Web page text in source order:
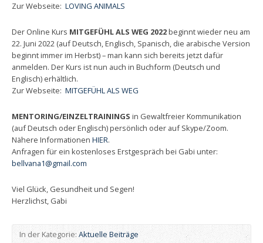
Zur Webseite: LOVING ANIMALS
Der Online Kurs MITGEFÜHL ALS WEG 2022beginnt wieder neu am
22. Juni 2022 (auf Deutsch, Englisch, Spanisch, die arabische Version
beginnt immer im Herbst) – man kann sich bereits jetzt dafür
anmelden. Der Kurs ist nun auch in Buchform (Deutsch und
Englisch) erhältlich.
Zur Webseite: MITGEFÜHL ALS WEG
MENTORING/EINZELTRAININGS in Gewaltfreier Kommunikation
(auf Deutsch oder Englisch) persönlich oder auf Skype/Zoom.
Nähere Informationen HIER.
Anfragen für ein kostenloses Erstgespräch bei Gabi unter:
bellvana1@gmail.com
Viel Glück, Gesundheit und Segen!
Herzlichst, Gabi
In der Kategorie:Aktuelle Beiträge